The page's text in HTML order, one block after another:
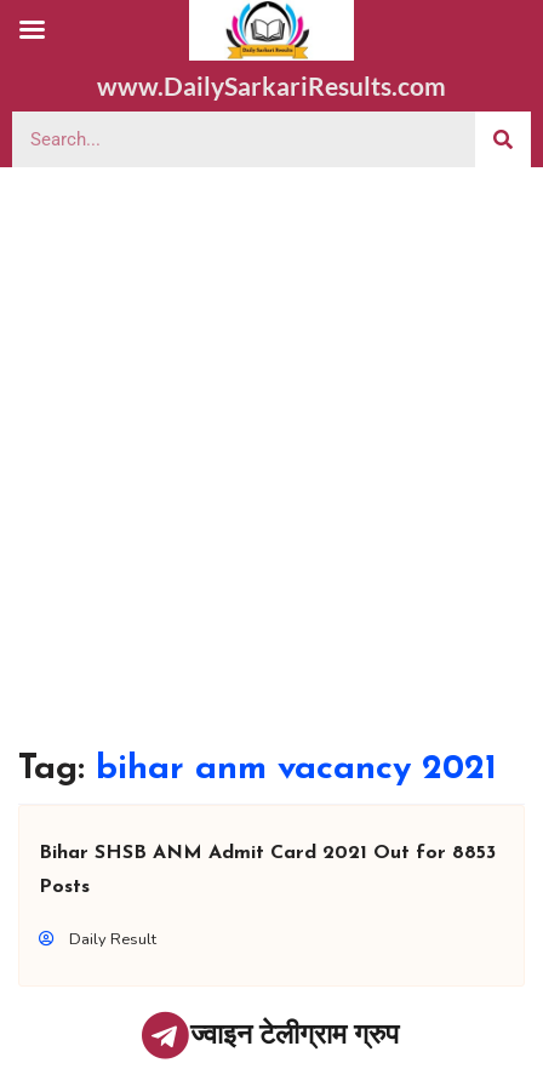
www.DailySarkariResults.com
Tag: bihar anm vacancy 2021
Bihar SHSB ANM Admit Card 2021 Out for 8853
Posts
Daily Result
ज्वाइन टेलीग्राम ग्रुप